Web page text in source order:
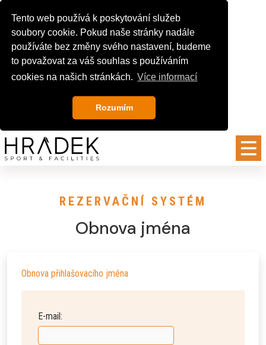
Tento web používá k poskytování služeb
soubory cookie. Pokud naše stránky nadále
používáte bez změny svého nastavení, budeme
to považovat za váš souhlas s používáním
cookies na našich stránkách. Více informací
Rozumím
REZERVAČNÍ SYSTÉM
Obnova jména
Obnova přihlašovacího jména
E-mail: